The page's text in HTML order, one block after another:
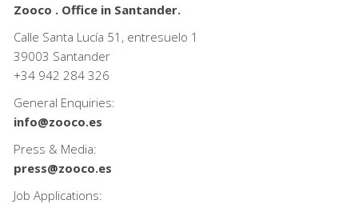
Zooco . Office in Santander.
Calle Santa Lucía 51, entresuelo 1
39003 Santander
+34 942 284 326
General Enquiries:
info@zooco.es
Press & Media:
press@zooco.es
Job Applications: